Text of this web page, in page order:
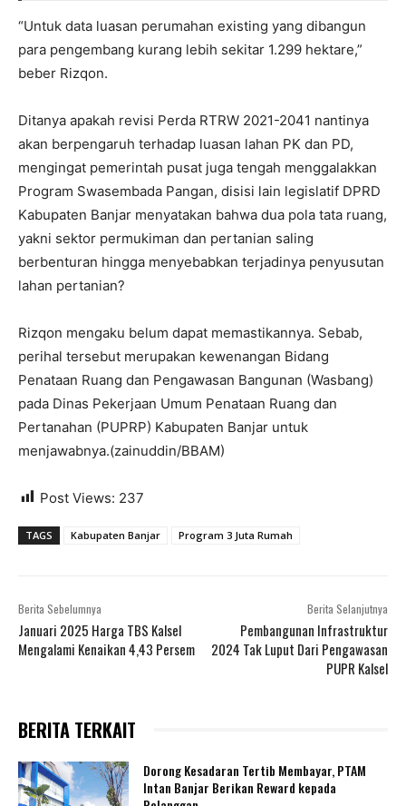
“Untuk data luasan perumahan existing yang dibangun
para pengembang kurang lebih sekitar 1.299 hektare,”
beber Rizqon.
Ditanya apakah revisi Perda RTRW 2021-2041 nantinya
akan berpengaruh terhadap luasan lahan PK dan PD,
mengingat pemerintah pusat juga tengah menggalakkan
Program Swasembada Pangan, disisi lain legislatif DPRD
Kabupaten Banjar menyatakan bahwa dua pola tata ruang,
yakni sektor permukiman dan pertanian saling
berbenturan hingga menyebabkan terjadinya penyusutan
lahan pertanian?
Rizqon mengaku belum dapat memastikannya. Sebab,
perihal tersebut merupakan kewenangan Bidang
Penataan Ruang dan Pengawasan Bangunan (Wasbang)
pada Dinas Pekerjaan Umum Penataan Ruang dan
Pertanahan (PUPRP) Kabupaten Banjar untuk
menjawabnya.(zainuddin/BBAM)
Post Views: 237
TAGS Kabupaten Banjar Program 3 Juta Rumah
Berita Sebelumnya
Januari 2025 Harga TBS Kalsel
Mengalami Kenaikan 4,43 Persem
Berita Selanjutnya
Pembangunan Infrastruktur
2024 Tak Luput Dari Pengawasan
PUPR Kalsel
BERITA TERKAIT
Dorong Kesadaran Tertib Membayar, PTAM
Intan Banjar Berikan Reward kepada